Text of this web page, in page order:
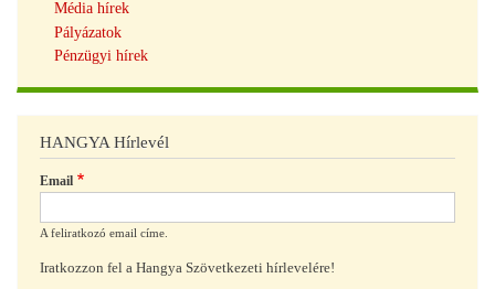
Média hírek
Pályázatok
Pénzügyi hírek
HANGYA Hírlevél
Email
A feliratkozó email címe.
Iratkozzon fel a Hangya Szövetkezeti hírlevelére!